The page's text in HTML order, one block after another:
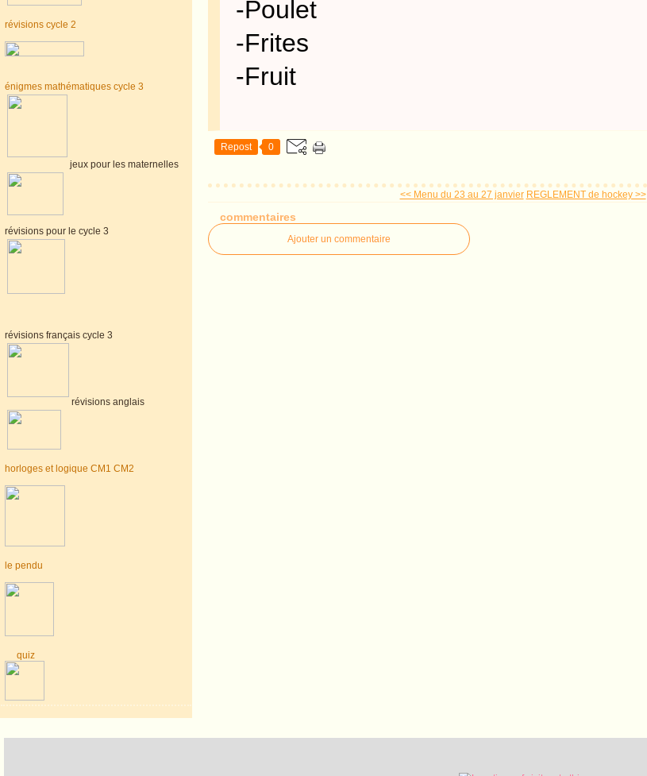
révisions cycle 2
énigmes mathématiques cycle 3
jeux pour les maternelles
révisions pour le cycle 3
révisions français cycle 3
révisions anglais
horloges et logique CM1 CM2
le pendu
quiz
-Poulet
-Frites
-Fruit
Repost 0
<< Menu du 23 au 27 janvier REGLEMENT de hockey >>
commentaires
Ajouter un commentaire